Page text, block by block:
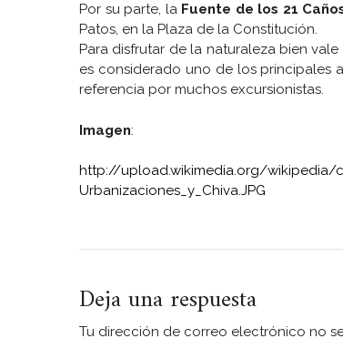
Por su parte, la Fuente de los 21
Patos, en la Plaza de la Constitución.
Para disfrutar de la naturaleza bien
es considerado uno de los principales
referencia por muchos excursionistas.
Imagen:
http://upload.wikimedia.org/wikipedia/
Urbanizaciones_y_Chiva.JPG
Deja una respuesta
Tu dirección de correo electrónico no